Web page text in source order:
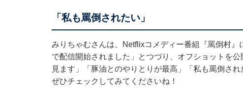
「私も罵倒されたい」
みりちゃむさんは、Netflixコメディー番組『罵倒村
で配信開始されました」とつづり、オフショットを
見ます」「豚油とのやりとりが最高」「私も罵倒さ
ぜひチェックしてみてくださいね！